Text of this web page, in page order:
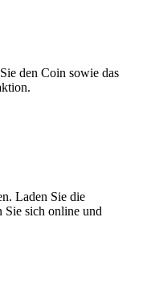
den Coin sowie das
Laden Sie die
Sie sich online und